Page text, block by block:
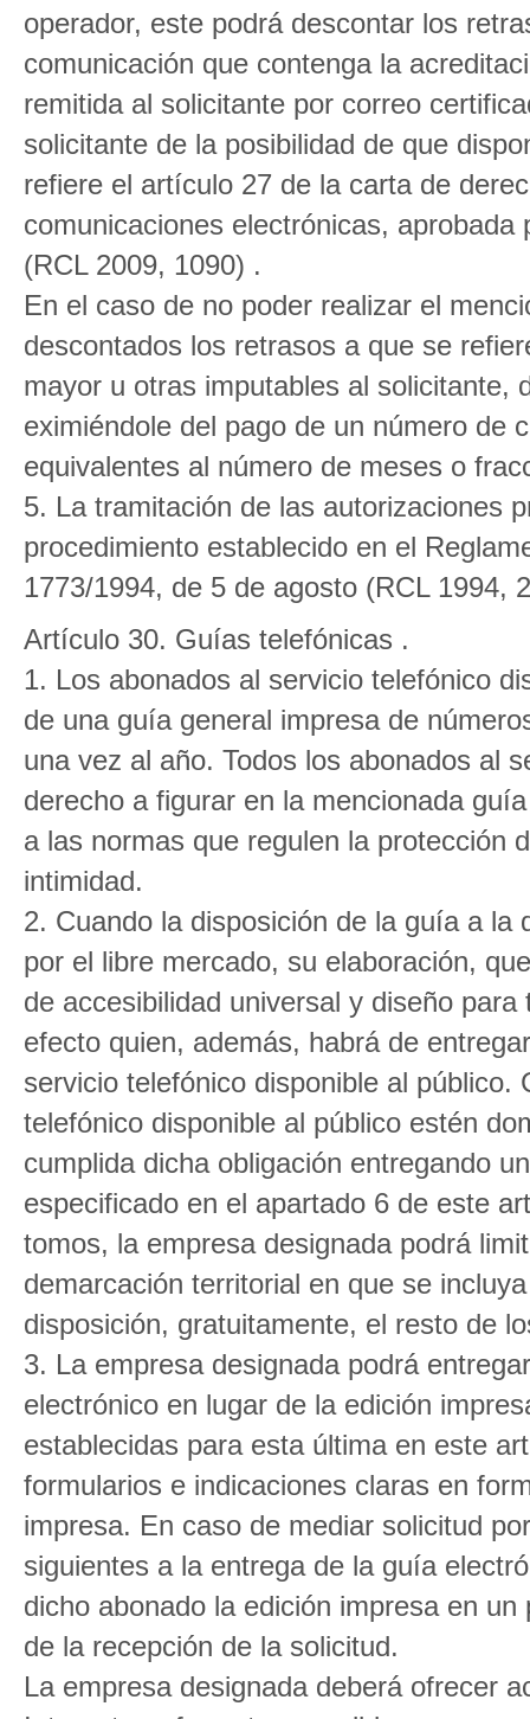
operador, este podrá descontar los
comunicación que contenga la
remitida al solicitante por correo
solicitante de la posibilidad de que
refiere el artículo 27 de la carta de
comunicaciones electrónicas,
(RCL 2009, 1090) .
En el caso de no poder realizar el
descontados los retrasos a que se
mayor u otras imputables al solicitante,
eximiéndole del pago de un número de
equivalentes al número de meses o
5. La tramitación de las autorizaciones
procedimiento establecido en el
1773/1994, de 5 de agosto (RCL 1994,
Artículo 30. Guías telefónicas .
1. Los abonados al servicio telefónico
de una guía general impresa de
una vez al año. Todos los abonados al
derecho a figurar en la mencionada
a las normas que regulen la protección
intimidad.
2. Cuando la disposición de la guía a
por el libre mercado, su elaboración,
de accesibilidad universal y diseño
efecto quien, además, habrá de
servicio telefónico disponible al
telefónico disponible al público estén
cumplida dicha obligación entregando
especificado en el apartado 6 de este
tomos, la empresa designada podrá
demarcación territorial en que se
disposición, gratuitamente, el resto de
3. La empresa designada podrá
electrónico en lugar de la edición
establecidas para esta última en este
formularios e indicaciones claras en
impresa. En caso de mediar solicitud
siguientes a la entrega de la guía
dicho abonado la edición impresa en
de la recepción de la solicitud.
La empresa designada deberá ofrecer